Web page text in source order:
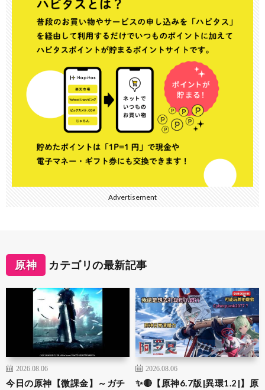
Advertisement
原神 カテゴリの最新記事
2026.08.06
今日の原神【微課金】～ガチ
2026.08.06
✨🔴【原神6.7版|異環1.2|】原